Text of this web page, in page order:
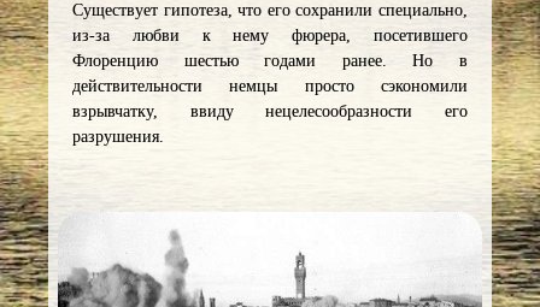
Существует гипотеза, что его сохранили специально,
из-за любви к нему фюрера, посетившего
Флоренцию шестью годами ранее. Но в
действительности немцы просто сэкономили
взрывчатку, ввиду нецелесообразности его
разрушения.